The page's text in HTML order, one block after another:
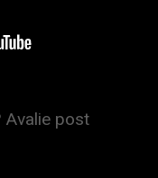
Avalie post